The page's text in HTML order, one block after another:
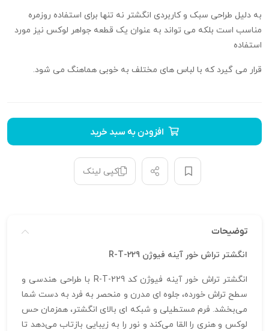
به دلیل طراحی سبک و کاربردی انگشتر نه تنها برای استفاده روزمره
مناسب است بلکه می تواند به عنوان یک قطعه جواهر لوکس نیز مورد
استفاده
قرار می گیرد که با لباس های مختلف به خوبی هماهنگ می شود.
افزودن به سبد خرید
کپی لینک
توضیحات
انگشتر تراش خور آینه فیوژن R-T-229
انگشتر تراش خور آینه فیوژن کد R-T-229 با طراحی هندسی و
سطح تراش‌ خورده، جلوه‌ ای مدرن و منحصر به‌ فرد به دست شما
می‌بخشد. فرم مستطیلی و شبکه‌ ای بالای انگشتر، همزمان حس
لوکس و هنری را القا می‌کند و نور را به زیبایی بازتاب می‌دهد تا